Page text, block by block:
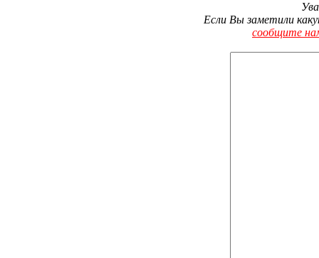
Если Вы заметили
сообщите